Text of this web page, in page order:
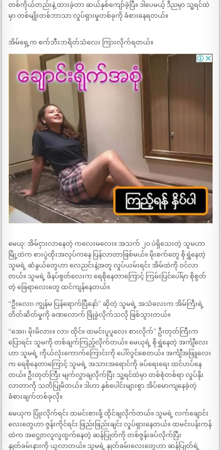
တစ်ကိုယ်တည်းနဲ့ ထားခဲ့တာ ဆယ်နှစ်ကျော်ခဲ့ပြီ။ ဒါပေမယ့် ဒီညမှာ သူ့ရင်ထဲ
မှာ တစ်မျိုးတစ်ဘာသာ လှုပ်ရှားမှုတစ်ခုကို ခံစားနေရတယ်။
အိမ်ရှေ့က စက်ဘီးဘရိတ်သံလေး ကြားလိုက်ရတယ်။
မေယု: အိမ်ငှားလာနေတဲ့ ကလေးမလေး။ အသက် ၂၀ ပဲရှိသေးတဲ့ သူမဟာ
မြို့ထဲက စားပွဲထိုးအလုပ်ကနေ ပြန်လာတာဖြစ်မယ်။ မိုးစက်တွေ စိုရွှဲနေတဲ့
သူမရဲ့ ဆံနွယ်တွေဟာ လေညင်းနဲ့အတူ လှုပ်ယမ်းရင်း အိမ်ထဲကို ဝင်လာ
တယ်။ သူမရဲ့ ဖိနပ်စွတ်လေးက ရေစိုနေတာကြောင့် ကြမ်းပြင်ပေါ်မှာ စိုစွတ်
တဲ့ ခြေရာလေးတွေ ထင်ကျန်နေတယ်။
“ဦးလေး၊ ကျွန်မ ပြန်ရောက်ပြီနော်” ဆိုတဲ့ သူမရဲ့ အသံလေးက အိမ်ကြီးရဲ့
တိတ်ဆိတ်မှုကို ခဏလောက် ဖြိုခွဲလိုက်သလို ဖြစ်သွားတယ်။
“အေး၊ မိုးမိလား။ လာ၊ ထိုင်။ ထမင်းပူပူလေး စားလိုက်” ဦးတုတ်ကြီးက
ပြောရင်း သူမကို တစ်ချက်ကြည့်လိုက်တယ်။ မေယုရဲ့ စိုရွှဲနေတဲ့ အင်္ကျီလေး
ဟာ သူမရဲ့ ကိုယ်လုံးကောက်ကြောင်းကို ပေါ်လွင်စေတယ်။ အင်္ကျီအဖြူလေး
က ရေစိုနေတာကြောင့် သူမရဲ့ အသားအရောင်ကို ခပ်ရေးရေး ထင်ဟပ်နေ
တယ်။ ဦးတုတ်ကြီး မျက်လွှာချလိုက်ပြီး သူ့ရင်ထဲမှာ တစ်စုံတစ်ရာ လှုပ်နိုး
လာတာကို သတိပြုမိတယ်။ ဒါဟာ နှစ်ပေါင်းများစွာ အိပ်မောကျနေခဲ့တဲ့
ခံစားချက်တစ်ခုလို။
မေယုက ပြုံးလိုက်ရင်း ထမင်းစားဖို့ ထိုင်ချလိုက်တယ်။ သူမရဲ့ လက်ချောင်း
လေးတွေဟာ ဇွန်းကိုင်ရင်း ဖြည်းဖြည်းချင်း လှုပ်ရှားနေတယ်။ ထမင်းပန်းကန်
ထဲက အငွေ့တလူလူထွက်နေတဲ့ ဆန်ပြုတ်ကို တစ်ဇွန်းခပ်လိုက်ပြီး
နှုတ်ခမ်းနားကို ယူလာတယ်။ သူမရဲ့ နှုတ်ခမ်းလေးတွေဟာ ဆန်ပြုတ်ရဲ့